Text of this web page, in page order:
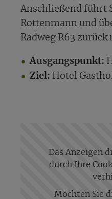
Anschließend führt
Rottenmann und
Radweg R63 zurück
Ausgangspunkt:
Ziel: Hotel
Das Anzeigen
durch Ihre
Möchten Sie